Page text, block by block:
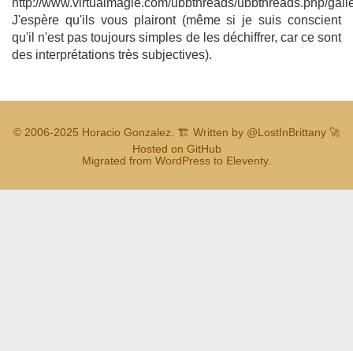
http://www.virtualmagie.com/ubbthreads/ubbthreads.php/
J'espère qu'ils vous plairont (même si je suis conscient
qu'il n'est pas toujours simples de les déchiffrer, car ce sont
des interprétations très subjectives).
© 2006-2025 Horacio Gonzalez 🏗️ Written by @LostInBrittany🚀
Hosted on GitHub
Migrated from WordPress to Eleventy.